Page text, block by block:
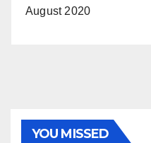
August 2020
YOU MISSED